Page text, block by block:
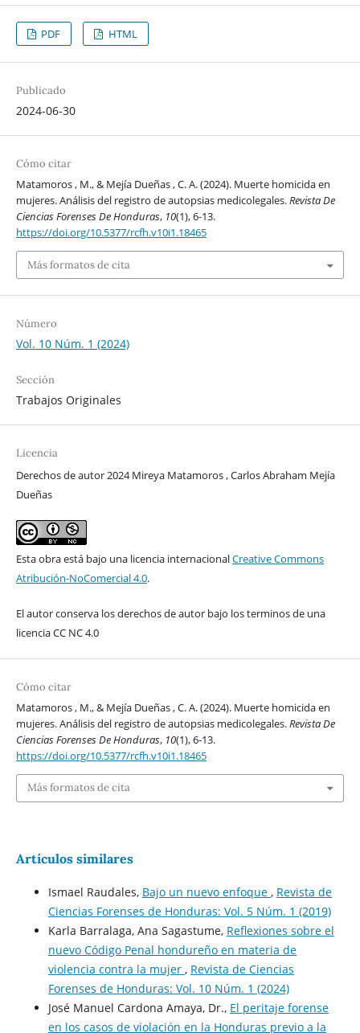
PDF HTML
Publicado
2024-06-30
Cómo citar
Matamoros , M., & Mejía Dueñas , C. A. (2024). Muerte homicida en
mujeres. Análisis del registro de autopsias medicolegales.Revista De
Ciencias Forenses De Honduras, 10(1), 6-13.
https://doi.org/10.5377/rcfh.v10i1.18465
Más formatos de cita
Número
Vol. 10 Núm. 1 (2024)
Sección
Trabajos Originales
Licencia
Derechos de autor 2024 Mireya Matamoros , Carlos Abraham Mejía
Dueñas
Esta obra está bajo una licencia internacionalCreative Commons
Atribución-NoComercial 4.0.
El autor conserva los derechos de autor bajo los terminos de una
licencia CC NC 4.0
Cómo citar
Matamoros , M., & Mejía Dueñas , C. A. (2024). Muerte homicida en
mujeres. Análisis del registro de autopsias medicolegales.Revista De
Ciencias Forenses De Honduras, 10(1), 6-13.
https://doi.org/10.5377/rcfh.v10i1.18465
Más formatos de cita
Artículos similares
Ismael Raudales, Bajo un nuevo enfoque , Revista de
Ciencias Forenses de Honduras: Vol. 5 Núm. 1 (2019)
Karla Barralaga, Ana Sagastume, Reflexiones sobre el
nuevo Código Penal hondureño en materia de
violencia contra la mujer , Revista de Ciencias
Forenses de Honduras: Vol. 10 Núm. 1 (2024)
José Manuel Cardona Amaya, Dr., El peritaje forense
en los casos de violación en la Honduras previo a la